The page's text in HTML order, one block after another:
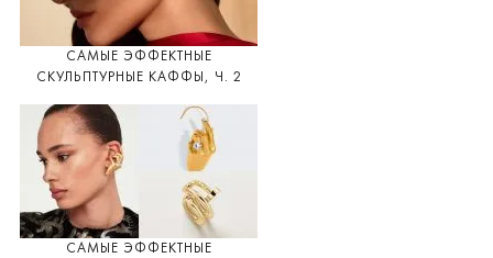
САМЫЕ ЭФФЕКТНЫЕ
СКУЛЬПТУРНЫЕ КАФФЫ, Ч. 2
САМЫЕ ЭФФЕКТНЫЕ